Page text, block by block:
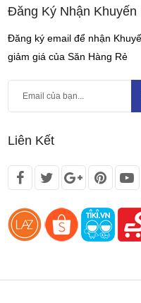
Đăng Ký Nhận Khuyến
Đăng ký email để nhận
giảm giá của Săn Hàng Rẻ
Liên Kết